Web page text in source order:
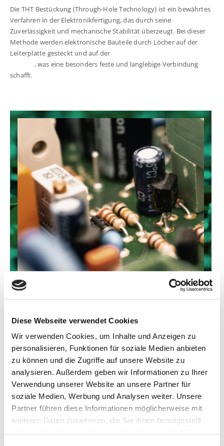
Diese Webseite verwendet Cookies
Wir verwenden Cookies, um Inhalte und Anzeigen zu
personalisieren, Funktionen für soziale Medien anbieten
zu können und die Zugriffe auf unsere Website zu
analysieren. Außerdem geben wir Informationen zu Ihrer
Verwendung unserer Website an unsere Partner für
soziale Medien, Werbung und Analysen weiter. Unsere
Partner führen diese Informationen möglicherweise mit
weiteren Daten zusammen, die Sie ihnen bereitgestellt
Die THT Bestückung (Through-Hole Technology) ist ein bewährtes
Verfahren in der Elektronikfertigung, das durch seine
Zuverlässigkeit und mechanische Stabilität überzeugt. Bei dieser
Methode werden elektronische Bauteile durch Löcher auf der
Leiterplatte gesteckt und auf der
, was eine besonders feste und langlebige Verbindung
schafft.
WARUM THT BESTÜCKUNG?
Die THT Bestückung bietet zahlreiche Vorteile, insbesondere bei
Anwendungen, die hohe mechanische Belastbarkeit erfordern.
Dazu gehören:
MECHANISCHE FESTIGKEIT
THT-Bauteile sind besonders robust und widerstandsfähig
gegenüber mechanischen Belastungen.